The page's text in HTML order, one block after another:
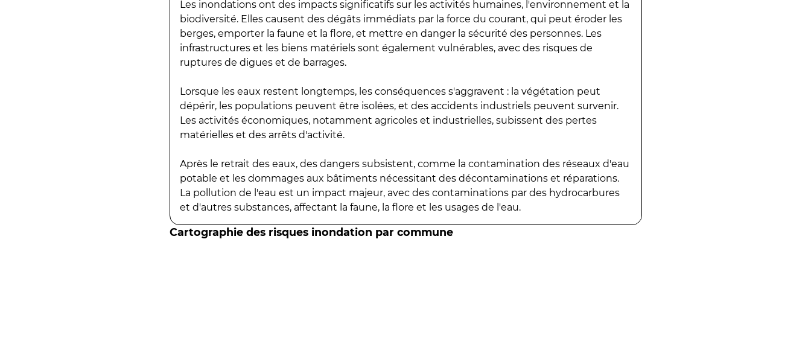
Les inondations ont des impacts significatifs sur les activités humaines, l'environnement et la
biodiversité. Elles causent des dégâts immédiats par la force du courant, qui peut éroder les
berges, emporter la faune et la flore, et mettre en danger la sécurité des personnes. Les
infrastructures et les biens matériels sont également vulnérables, avec des risques de
ruptures de digues et de barrages.
Lorsque les eaux restent longtemps, les conséquences s'aggravent : la végétation peut
dépérir, les populations peuvent être isolées, et des accidents industriels peuvent survenir.
Les activités économiques, notamment agricoles et industrielles, subissent des pertes
matérielles et des arrêts d'activité.
Après le retrait des eaux, des dangers subsistent, comme la contamination des réseaux d'eau
potable et les dommages aux bâtiments nécessitant des décontaminations et réparations.
La pollution de l'eau est un impact majeur, avec des contaminations par des hydrocarbures
et d'autres substances, affectant la faune, la flore et les usages de l'eau.
Cartographie des risques inondation par commune